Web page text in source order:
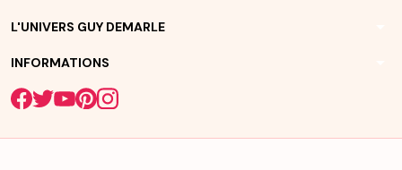
L'UNIVERS GUY DEMARLE
INFORMATIONS